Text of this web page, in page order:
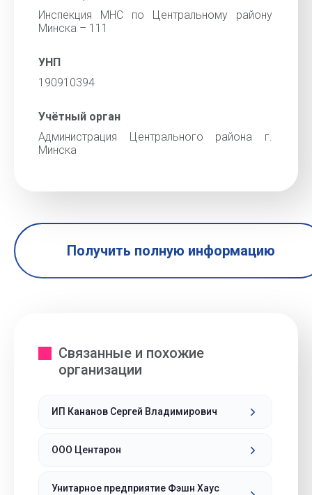
Инспекция МНС по Центральному району
Минска – 111
УНП
190910394
Учётный орган
Администрация Центрального района г.
Минска
Получить полную информацию
Связанные и похожие
организации
ИП Кананов Сергей Владимирович
ООО Центарон
Унитарное предприятие Фэшн Хаус